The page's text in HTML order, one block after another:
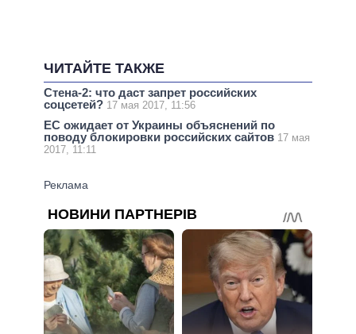
ЧИТАЙТЕ ТАКЖЕ
Стена-2: что даст запрет российских
соцсетей? 17 мая 2017, 11:56
ЕС ожидает от Украины объяснений по
поводу блокировки российских сайтов 17 мая
2017, 11:11